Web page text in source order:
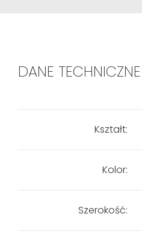
DANE TECHNICZNE
Kształt:
Kolor:
Szerokość: